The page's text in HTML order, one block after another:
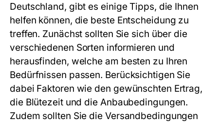
Deutschland, gibt es einige Tipps, die Ihnen
helfen können, die beste Entscheidung zu
treffen. Zunächst sollten Sie sich über die
verschiedenen Sorten informieren und
herausfinden, welche am besten zu Ihren
Bedürfnissen passen. Berücksichtigen Sie
dabei Faktoren wie den gewünschten Ertrag,
die Blütezeit und die Anbaubedingungen.
Zudem sollten Sie die Versandbedingungen